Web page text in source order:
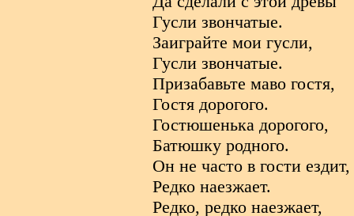
Гусли звончатые.
Заиграйте мои гусли,
Гусли звончатые.
Призабавьте маво гостя,
Гостя дорогого.
Гостюшенька дорогого,
Батюшку родного.
Он не часто в гости ездит,
Редко наезжает.
Редко, редко наезжает,